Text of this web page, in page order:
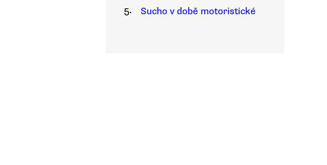
5.
Sucho v době motoristické